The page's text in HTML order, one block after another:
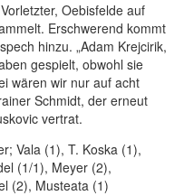
Oebisfelde auf
Erschwerend kommt
hinzu. „Adam Krejcirik,
gespielt, obwohl sie
wären wir nur auf acht
Schmidt, der erneut
vertrat.
Vala (1), T. Koska (1),
(1/1), Meyer (2),
(2), Musteata (1)